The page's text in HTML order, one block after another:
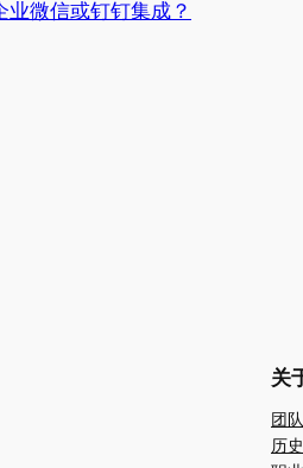
微信或钉钉集成？
关
团队
历史